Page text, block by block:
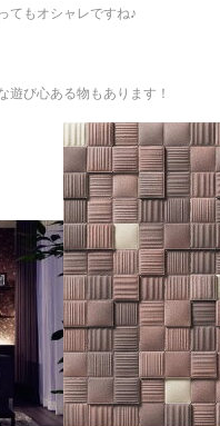
てもオシャレですね♪
遊び心ある物もあります！